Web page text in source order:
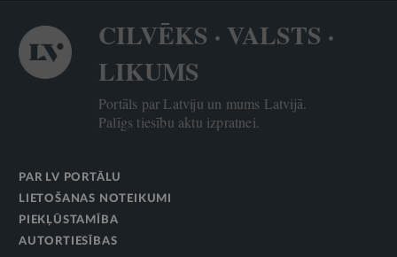
CILVĒKS · VALSTS ·
LIKUMS
Portāls par Latviju un mums Latvijā.
Palīgs tiesību aktu izpratnei.
PAR LV PORTĀLU
LIETOŠANAS NOTEIKUMI
PIEKĻŪSTAMĪBA
AUTORTIESĪBAS